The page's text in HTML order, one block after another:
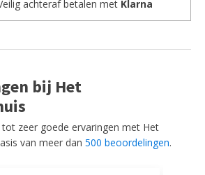
achteraf betalen met Klarna
bij Het
zeer goede ervaringen met Het
van meer dan 500 beoordelingen.